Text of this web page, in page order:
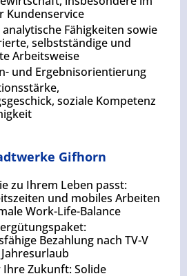
Kundenservice
Fähigkeiten sowie
selbstständige und
Arbeitsweise
und Ergebnisorientierung
soziale Kompetenz
Gifhorn
zu Ihrem Leben passt:
und mobiles Arbeiten
Work-Life-Balance
Bezahlung nach TV-V
Zukunft: Solide